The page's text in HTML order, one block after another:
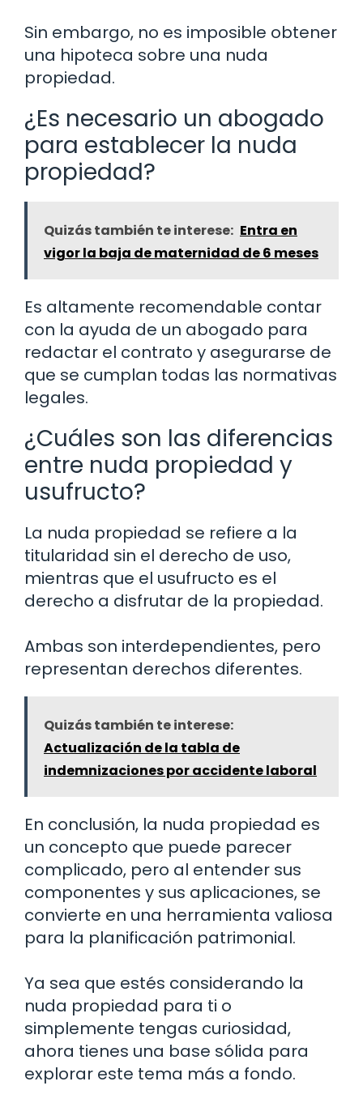
Sin embargo, no es imposible obtener
una hipoteca sobre una nuda
propiedad.
¿Es necesario un abogado
para establecer la nuda
propiedad?
Quizás también te interese: Entra en
vigor la baja de maternidad de 6 meses
Es altamente recomendable contar
con la ayuda de un abogado para
redactar el contrato y asegurarse de
que se cumplan todas las normativas
legales.
¿Cuáles son las diferencias
entre nuda propiedad y
usufructo?
La nuda propiedad se refiere a la
titularidad sin el derecho de uso,
mientras que el usufructo es el
derecho a disfrutar de la propiedad.
Ambas son interdependientes, pero
representan derechos diferentes.
Quizás también te interese:
Actualización de la tabla de
indemnizaciones por accidente laboral
En conclusión, la nuda propiedad es
un concepto que puede parecer
complicado, pero al entender sus
componentes y sus aplicaciones, se
convierte en una herramienta valiosa
para la planificación patrimonial.
Ya sea que estés considerando la
nuda propiedad para ti o
simplemente tengas curiosidad,
ahora tienes una base sólida para
explorar este tema más a fondo.